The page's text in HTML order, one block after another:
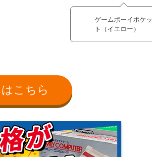
ゲームボーイポケッ
ト（イエロー）
こちら